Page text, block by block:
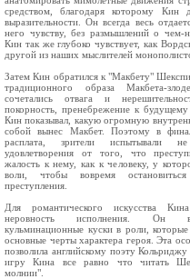
средством, благодаря которому Кин
выразительности. Он всегда весь
него чувству, без размышлений о чем-
Кин так же глубоко чувствует, как
другой из наших мыслителей
Затем Кин обратился к "Макбету"
традиционного образа Макбета-
сочетались отвага и
покорность, пренебрежение к
Кин показывал, какую огромную
собой вынес Макбет. Поэтому в
расплата, зрители испытывали
удовлетворения от того, что
жалость к нему, как к человеку, у
воли, чтобы вовремя
преступления.
Для романтического искусства
неровность исполнения. Он
кульминационные куски в роли,
основные черты характера героя. Эта
позволила английскому поэту
игру Кина все равно что читать
молнии".